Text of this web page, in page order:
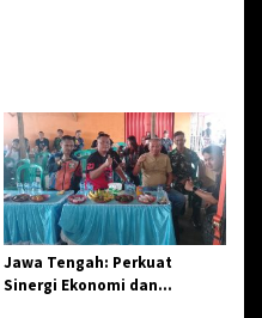
Jawa Tengah: Perkuat
Sinergi Ekonomi dan